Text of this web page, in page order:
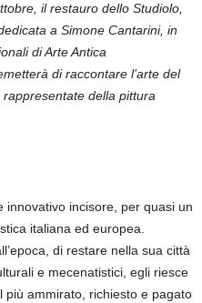
il restauro dello Studiolo,
a Simone Cantarini, in
di Arte Antica
di raccontare l’arte del
della pittura
innovativo incisore, per quasi un
italiana ed europea.
di restare nella sua città
e mecenatistici, egli riesce
più ammirato, richiesto e pagato